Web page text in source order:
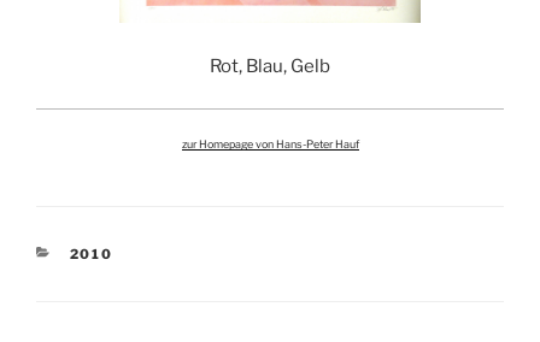
Rot, Blau, Gelb
zur Homepage von Hans-Peter Hauf
KATEGORIEN
2010